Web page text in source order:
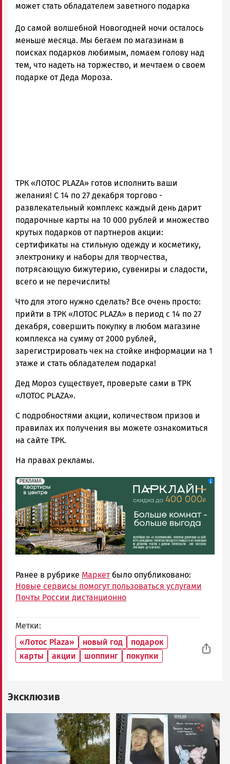
Новости
и
Карелии
|
Петрозаводск
ГОВОРИТ
может стать обладателем заветного подарка
До самой волшебной Новогодней ночи осталось
меньше месяца. Мы бегаем по магазинам в
поисках подарков любимым, ломаем голову над
тем, что надеть на торжество, и мечтаем о своем
подарке от Деда Мороза.
ТРК «ЛОТОС PLAZA» готов исполнить ваши
желания! С 14 по 27 декабря торгово -
развлекательный комплекс каждый день дарит
подарочные карты на 10 000 рублей и множество
крутых подарков от партнеров акции:
сертификаты на стильную одежду и косметику,
электронику и наборы для творчества,
потрясающую бижутерию, сувениры и сладости,
всего и не перечислить!
Что для этого нужно сделать? Все очень просто:
прийти в ТРК «ЛОТОС PLAZA» в период с 14 по 27
декабря, совершить покупку в любом магазине
комплекса на сумму от 2000 рублей,
зарегистрировать чек на стойке информации на 1
этаже и стать обладателем подарка!
Дед Мороз существует, проверьте сами в ТРК
«ЛОТОС PLAZA».
С подробностями акции, количеством призов и
правилах их получения вы можете ознакомиться
на сайте ТРК.
На правах рекламы.
erid: 2SDnjdeSPnB
РЕКЛАМА
Реклама
Ранее в рубрике Маркетбыло опубликовано:
Новые сервисы помогут пользоваться услугами
Почты России дистанционно
Метки
«Лотос Plaza»
новый год
подарок
карты
акции шоппинг покупки
Эксклюзив
Image